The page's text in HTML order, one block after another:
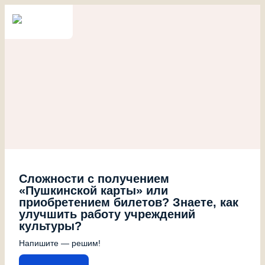
Сложности с получением
«Пушкинской карты» или
приобретением билетов? Знаете, как
улучшить работу учреждений
культуры?
Напишите — решим!